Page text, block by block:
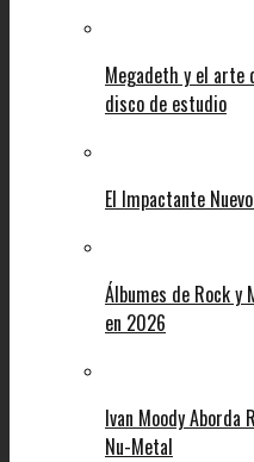
Megadeth y el arte
disco de estudio
El Impactante
Álbumes de Rock y
en 2026
Ivan Moody Aborda
Nu-Metal